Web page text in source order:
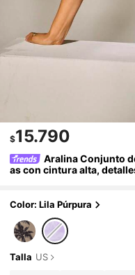
$15.790
Aralina Conjunto
as con cintura alta,
Color: Lila Púrpura
Talla US